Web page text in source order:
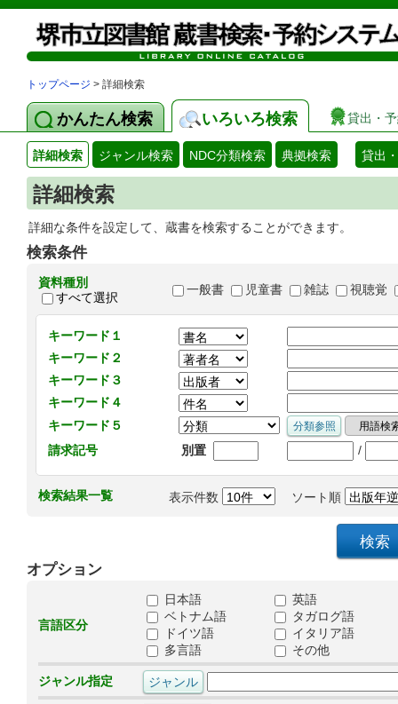
トップページ > 詳細検索
かんたん検索 いろいろ検索 貸出・
詳細検索 ジャンル検索 NDC分類検索 典拠検索 貸出
詳細検索
詳細な条件を設定して、蔵書を検索することができます。
検索条件
資料種別
すべて選択
一般書 児童書 雑誌 視聴覚
キーワード１
キーワード２
キーワード３
キーワード４
キーワード５
請求記号
別置 /
検索結果一覧 表示件数 ソート順
オプション
言語区分
日本語
英語
ベトナム語
タガログ語
ドイツ語
イタリア語
多言語
その他
ジャンル指定